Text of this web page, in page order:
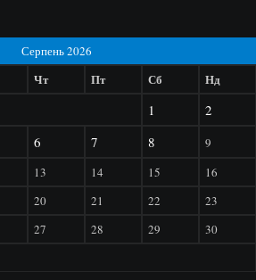
Серпень 2026
Чт Пт Сб Нд
1
2
6 7 8
9
13 14 15
16
20 21 22
23
27 28 29
30